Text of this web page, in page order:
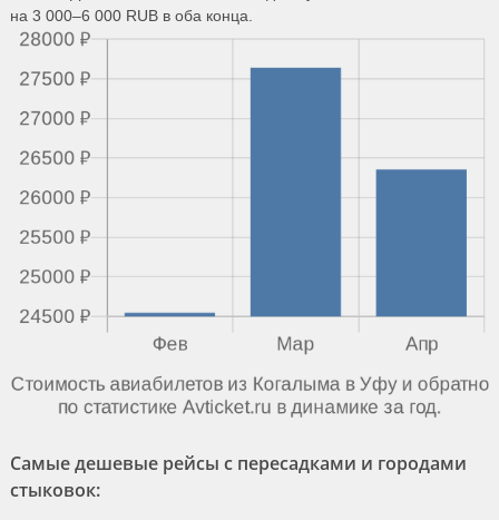
на 3 000–6 000 RUB в оба конца.
Самые дешевые рейсы с пересадками и городами
стыковок: